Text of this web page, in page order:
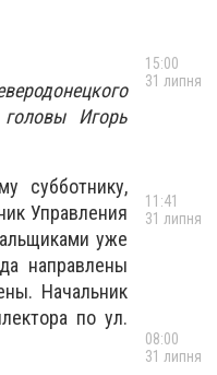
Игорь
субботнику,
Управления
уже
направлены
Начальник
по ул.
15:00
31 липня
11:41
31 липня
08:00
31 липня